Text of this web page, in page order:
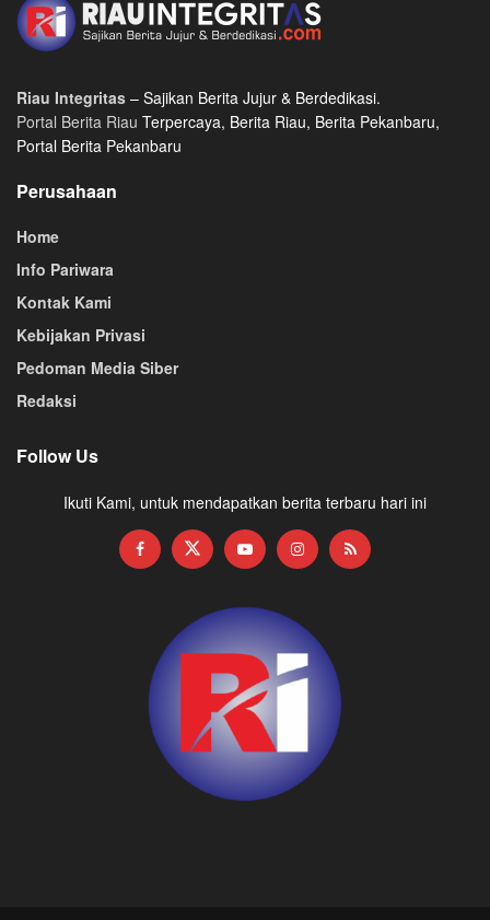
Riau Integritas – Sajikan Berita Jujur & Berdedikasi.
Portal Berita Riau Terpercaya, Berita Riau, Berita Pekanbaru,
Portal Berita Pekanbaru
Perusahaan
Home
Info Pariwara
Kontak Kami
Kebijakan Privasi
Pedoman Media Siber
Redaksi
Follow Us
Ikuti Kami, untuk mendapatkan berita terbaru hari ini